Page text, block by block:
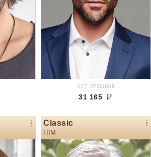
нет отзывов
31 165
Classic
HIM